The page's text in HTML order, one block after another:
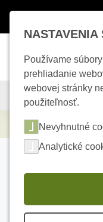
KAMEROVÉ
Používame
prehliadanie
webovej stránky
použiteľnosť.
Nevyhnutné
Analytické